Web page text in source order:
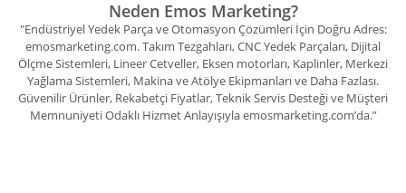
Neden Emos Marketing?
"Endüstriyel Yedek Parça ve Otomasyon Çözümleri İçin Doğru Adres:
emosmarketing.com. Takım Tezgahları, CNC Yedek Parçaları, Dijital
Ölçme Sistemleri, Lineer Cetveller, Eksen motorları, Kaplinler, Merkezi
Yağlama Sistemleri, Makina ve Atölye Ekipmanları ve Daha Fazlası.
Güvenilir Ürünler, Rekabetçi Fiyatlar, Teknik Servis Desteği ve Müşteri
Memnuniyeti Odaklı Hizmet Anlayışıyla emosmarketing.com’da.”